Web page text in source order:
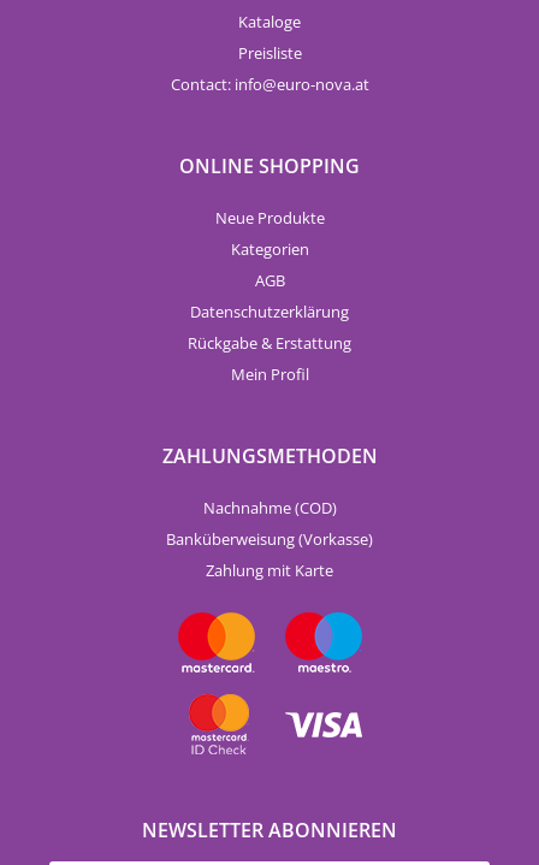
Kataloge
Preisliste
Contact: info euro-nova.at
ONLINE SHOPPING
Neue Produkte
Kategorien
AGB
Datenschutzerklärung
Rückgabe & Erstattung
Mein Profil
ZAHLUNGSMETHODEN
Nachnahme (COD)
Banküberweisung (Vorkasse)
Zahlung mit Karte
NEWSLETTER ABONNIEREN